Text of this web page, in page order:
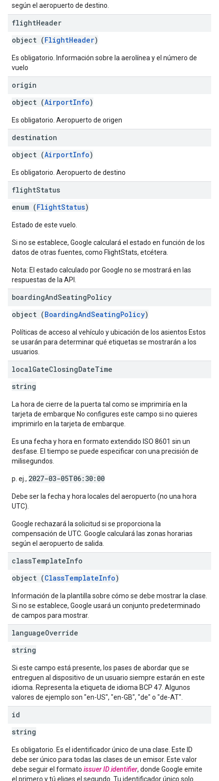
según el aeropuerto de destino.
flightHeader
object (FlightHeader)
Es obligatorio. Información sobre la aerolínea y el número de
vuelo
origin
object (AirportInfo)
Es obligatorio. Aeropuerto de origen
destination
object (AirportInfo)
Es obligatorio. Aeropuerto de destino
flightStatus
enum (FlightStatus)
Estado de este vuelo.
Si no se establece, Google calculará el estado en función de los
datos de otras fuentes, como FlightStats, etcétera.
Nota: El estado calculado por Google no se mostrará en las
respuestas de la API.
boardingAndSeatingPolicy
object (BoardingAndSeatingPolicy)
Políticas de acceso al vehículo y ubicación de los asientos Estos
se usarán para determinar qué etiquetas se mostrarán a los
usuarios.
localGateClosingDateTime
string
La hora de cierre de la puerta tal como se imprimiría en la
tarjeta de embarque No configures este campo si no quieres
imprimirlo en la tarjeta de embarque.
Es una fecha y hora en formato extendido ISO 8601 sin un
desfase. El tiempo se puede especificar con una precisión de
milisegundos.
p. ej., 2027-03-05T06:30:00
Debe ser la fecha y hora locales del aeropuerto (no una hora
UTC).
Google rechazará la solicitud si se proporciona la
compensación de UTC. Google calculará las zonas horarias
según el aeropuerto de salida.
classTemplateInfo
object (ClassTemplateInfo)
Información de la plantilla sobre cómo se debe mostrar la clase.
Si no se establece, Google usará un conjunto predeterminado
de campos para mostrar.
languageOverride
string
Si este campo está presente, los pases de abordar que se
entreguen al dispositivo de un usuario siempre estarán en este
idioma. Representa la etiqueta de idioma BCP 47. Algunos
valores de ejemplo son "en-US", "en-GB", "de" o "de-AT".
id
string
Es obligatorio. Es el identificador único de una clase. Este ID
debe ser único para todas las clases de un emisor. Este valor
debe seguir el formato issuer IDidentifier, donde Google emite
el primero y tú eliges el segundo. Tu identificador único solo